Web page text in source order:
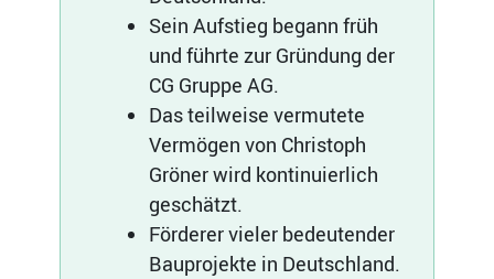
Sein Aufstieg begann früh
und führte zur Gründung der
CG Gruppe AG.
Das teilweise vermutete
Vermögen von Christoph
Gröner wird kontinuierlich
geschätzt.
Förderer vieler bedeutender
Bauprojekte in Deutschland.